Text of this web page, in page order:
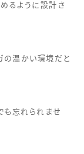
るように設計さ
の温かい環境だと
も忘れられませ